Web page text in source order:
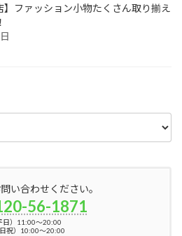
】ファッション小物たくさん取り揃え
い合わせください。
56-1871
日）11:00～20:00
日祝）10:00～20:00